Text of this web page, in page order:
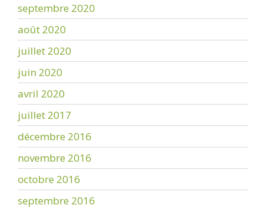
septembre 2020
août 2020
juillet 2020
juin 2020
avril 2020
juillet 2017
décembre 2016
novembre 2016
octobre 2016
septembre 2016